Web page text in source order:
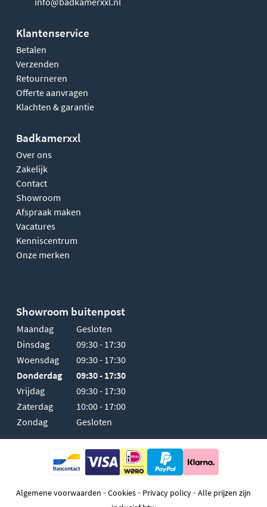
Klantenservice
Betalen
Verzenden
Retourneren
Offerte aanvragen
Klachten & garantie
Badkamerxxl
Over ons
Zakelijk
Contact
Showroom
Afspraak maken
Vacatures
Kenniscentrum
Onze merken
Showroom buitenpost
Maandag
Gesloten
Dinsdag
09:30 - 17:30
Woensdag
09:30 - 17:30
Donderdag
09:30 - 17:30
Vrijdag
09:30 - 17:30
Zaterdag
10:00 - 17:00
Zondag
Gesloten
Algemene voorwaarden -Cookies- Privacy policy-Alle prijzen zijn